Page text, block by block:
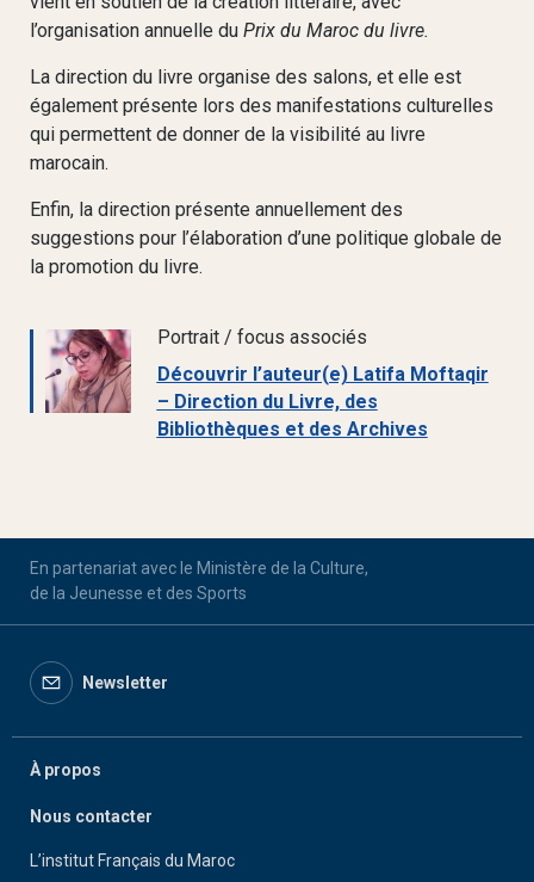
l’organisation annuelle du Prix du Maroc du livre.
La direction du livre organise des salons, et elle est
également présente lors des manifestations culturelles
qui permettent de donner de la visibilité au livre
marocain.
Enfin, la direction présente annuellement des
suggestions pour l’élaboration d’une politique globale de
la promotion du livre.
Portrait / focus associés
Découvrir l’auteur(e) Latifa Moftaqir
– Direction du Livre, des
Bibliothèques et des Archives
En partenariat avec le Ministère de la Culture,
de la Jeunesse et des Sports
Newsletter
À propos
Nous contacter
L’institut Français du Maroc